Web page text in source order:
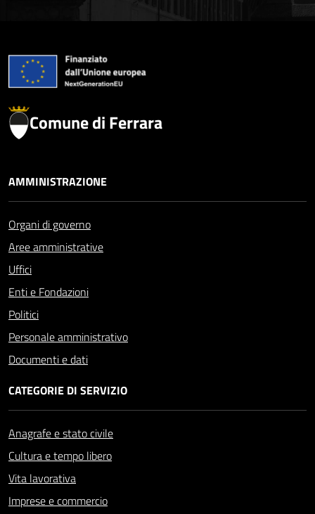
Comune di Ferrara
AMMINISTRAZIONE
Organi di governo
Aree amministrative
Uffici
Enti e Fondazioni
Politici
Personale amministrativo
Documenti e dati
CATEGORIE DI SERVIZIO
Anagrafe e stato civile
Cultura e tempo libero
Vita lavorativa
Imprese e commercio